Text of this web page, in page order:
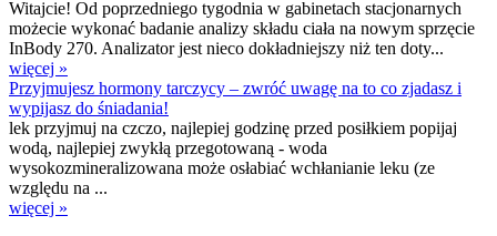
Witajcie! Od poprzedniego tygodnia w gabinetach stacjonarnych
możecie wykonać badanie analizy składu ciała na nowym sprzęcie
InBody 270. Analizator jest nieco dokładniejszy niż ten doty...
więcej »
Przyjmujesz hormony tarczycy – zwróć uwagę na to co zjadasz i
wypijasz do śniadania!
lek przyjmuj na czczo, najlepiej godzinę przed posiłkiem popijaj
wodą, najlepiej zwykłą przegotowaną - woda
wysokozmineralizowana może osłabiać wchłanianie leku (ze
względu na ...
więcej »